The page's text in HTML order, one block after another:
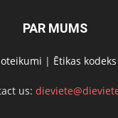
PAR MUMS
| Ētikas kodeks
us: